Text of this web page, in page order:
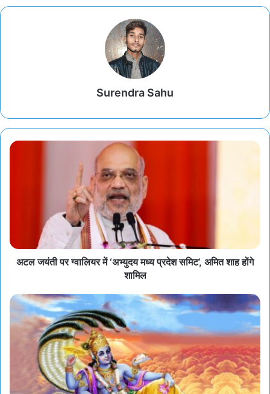
Surendra Sahu
अटल जयंती पर ग्वालियर में ‘अभ्युदय मध्य प्रदेश समिट’, अमित शाह होंगे
शामिल